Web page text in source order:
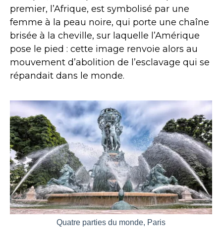
premier, l’Afrique, est symbolisé par une
femme à la peau noire, qui porte une chaîne
brisée à la cheville, sur laquelle l’Amérique
pose le pied : cette image renvoie alors au
mouvement d’abolition de l’esclavage qui se
répandait dans le monde.
Quatre parties du monde, Paris